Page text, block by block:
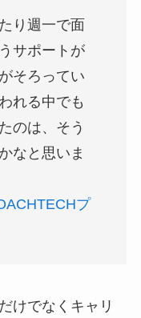
り週一で面
サポートが
そろってい
れる中でも
のは、そう
なと思いま
プ
けでなくキャリ